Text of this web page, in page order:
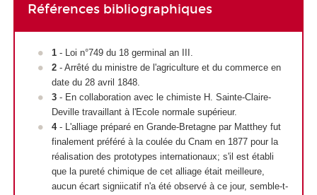
Références bibliographiques
1 - Loi n°749 du 18 germinal an III.
2 - Arrêté du ministre de l'agriculture et du commerce en
date du 28 avril 1848.
3 - En collaboration avec le chimiste H. Sainte-Claire-
Deville travaillant à l'Ecole normale supérieur.
4- L'alliage préparé en Grande-Bretagne par Matthey fut
finalement préféré à la coulée du Cnam en 1877 pour la
réalisation des prototypes internationaux; s'il est établi
que la pureté chimique de cet alliage était meilleure,
aucun écart signiicatif n'a été observé à ce jour, semble-t-